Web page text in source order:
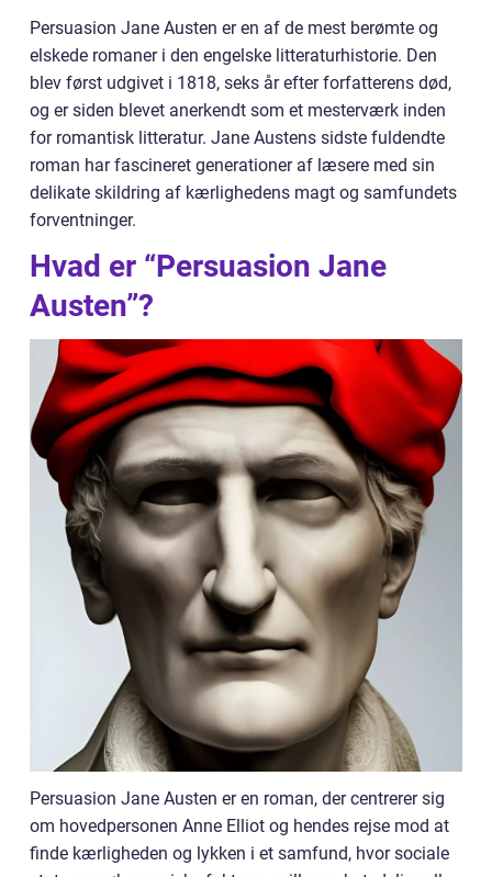
Persuasion Jane Austen er en af de mest berømte og
elskede romaner i den engelske litteraturhistorie. Den
blev først udgivet i 1818, seks år efter forfatterens død,
og er siden blevet anerkendt som et mesterværk inden
for romantisk litteratur. Jane Austens sidste fuldendte
roman har fascineret generationer af læsere med sin
delikate skildring af kærlighedens magt og samfundets
forventninger.
Hvad er “Persuasion Jane
Austen”?
Persuasion Jane Austen er en roman, der centrerer sig
om hovedpersonen Anne Elliot og hendes rejse mod at
finde kærligheden og lykken i et samfund, hvor sociale